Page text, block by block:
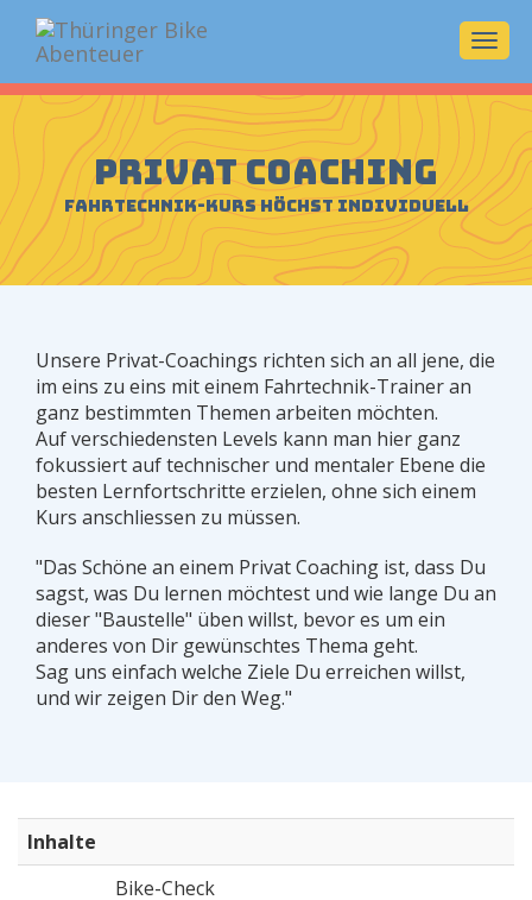
Privat Coaching
Fahrtechnik-Kurs höchst individuell
Unsere Privat-Coachings richten sich an all jene, die
im eins zu eins mit einem Fahrtechnik-Trainer an
ganz bestimmten Themen arbeiten möchten.
Auf verschiedensten Levels kann man hier ganz
fokussiert auf technischer und mentaler Ebene die
besten Lernfortschritte erzielen, ohne sich einem
Kurs anschliessen zu müssen.
"Das Schöne an einem Privat Coaching ist, dass Du
sagst, was Du lernen möchtest und wie lange Du an
dieser "Baustelle" üben willst, bevor es um ein
anderes von Dir gewünschtes Thema geht.
Sag uns einfach welche Ziele Du erreichen willst,
und wir zeigen Dir den Weg."
Inhalte
Bike-Check